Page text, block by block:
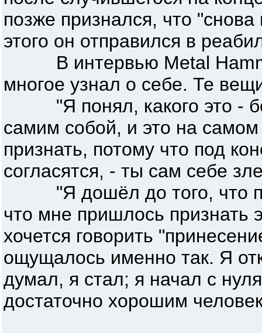
позже признался, что
этого он отправился в
В интервью Metal
многое узнал о себе. Те
"Я понял, какого это -
самим собой, и это на
признать, потому что под
согласятся, - ты сам себе
"Я дошёл до того, что
что мне пришлось признать
хочется говорить
ощущалось именно так. Я
думал, я стал; я начал с
достаточно хорошим